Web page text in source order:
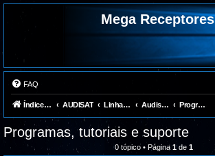
Mega Receptores
FAQ
Índice do fórum AUDISAT Linha antiga Audisat A1 Programas, tutoriais e suporte
Programas, tutoriais e suporte
0 tópico • Página1de 1